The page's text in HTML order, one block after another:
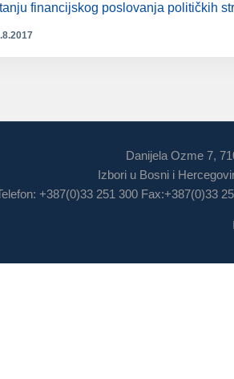
financijskog poslovanja političkih
Danijela Ozme 7,
Izbori u Bosni i
+387(0)33 251 300 Fax:+387(0)33